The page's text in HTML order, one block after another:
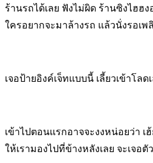
ร้านรถได้เลย ฟังไม่ผิด ร้านซิงไฮฮ
ใครอยากจะมาล้างรถ แล้วนั่งรอเพ
เจอป้ายอิงค์เจ็ทแบบนี้ เลี้ยวเข้าโลด
เข้าไปตอนแรกอาจจะงงหน่อยว่า
ให้เรามองไปที่ข้างหลังเลย จะเจอตั